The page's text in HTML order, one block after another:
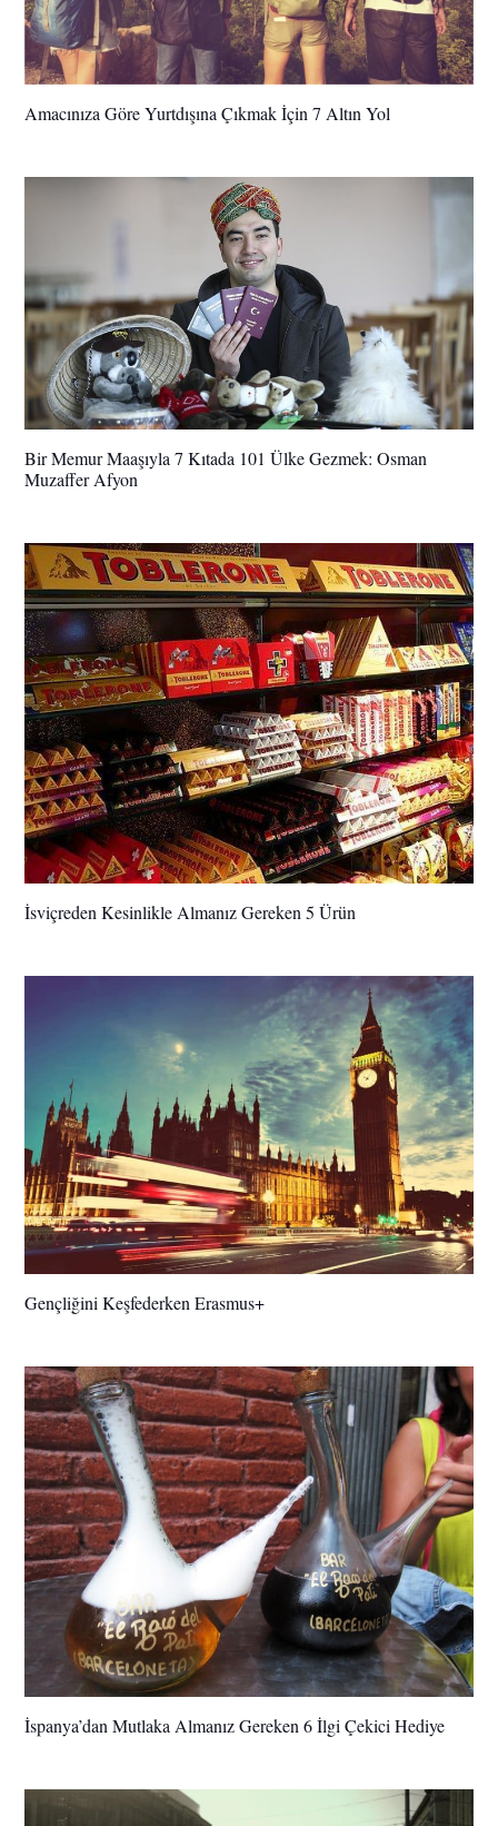
Amacınıza Göre Yurtdışına Çıkmak İçin 7 Altın Yol
Bir Memur Maaşıyla 7 Kıtada 101 Ülke Gezmek: Osman
Muzaffer Afyon
İsviçreden Kesinlikle Almanız Gereken 5 Ürün
Gençliğini Keşfederken Erasmus+
İspanya’dan Mutlaka Almanız Gereken 6 İlgi Çekici Hediye